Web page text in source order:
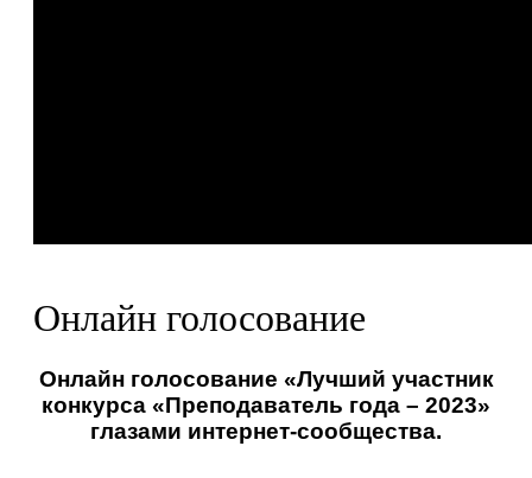
Онлайн голосование
Онлайн голосование «Лучший участник
конкурса «Преподаватель года – 2023»
глазами интернет-сообщества.